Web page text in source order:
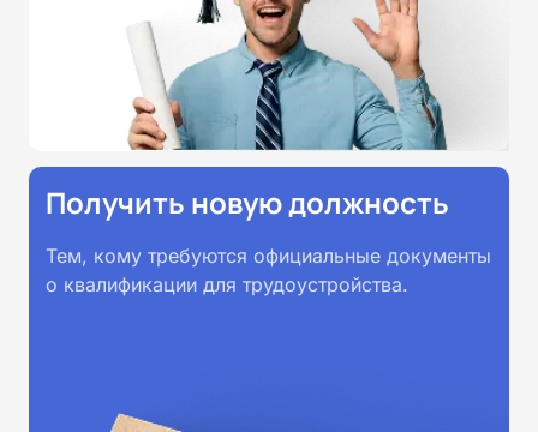
Получить новую должность
Тем, кому требуются официальные документы
о квалификации для трудоустройства.